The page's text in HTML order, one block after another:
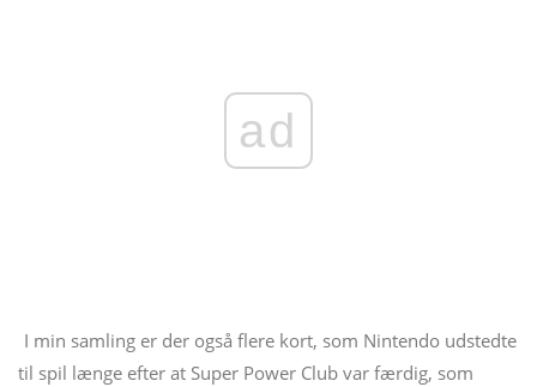
ad
I min samling er der også flere kort, som Nintendo udstedte
til spil længe efter at Super Power Club var færdig, som